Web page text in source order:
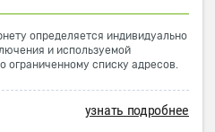
определяется индивидуально
и используемой
ограниченному списку адресов.
узнать подробнее